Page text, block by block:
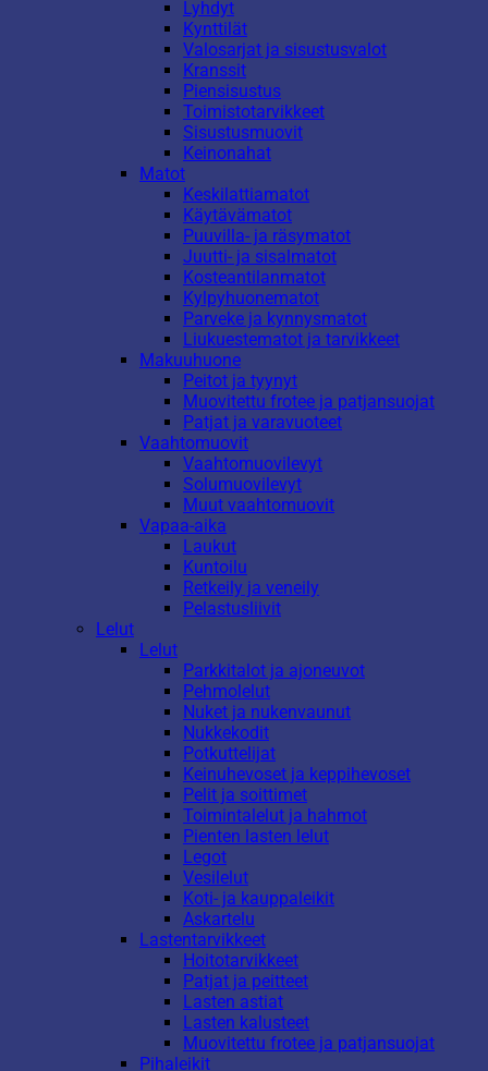
Lyhdyt
Kynttilät
Valosarjat ja sisustusvalot
Kranssit
Piensisustus
Toimistotarvikkeet
Sisustusmuovit
Keinonahat
Matot
Keskilattiamatot
Käytävämatot
Puuvilla- ja räsymatot
Juutti- ja sisalmatot
Kosteantilanmatot
Kylpyhuonematot
Parveke ja kynnysmatot
Liukuestematot ja tarvikkeet
Makuuhuone
Peitot ja tyynyt
Muovitettu frotee ja patjansuojat
Patjat ja varavuoteet
Vaahtomuovit
Vaahtomuovilevyt
Solumuovilevyt
Muut vaahtomuovit
Vapaa-aika
Laukut
Kuntoilu
Retkeily ja veneily
Pelastusliivit
Lelut
Lelut
Parkkitalot ja ajoneuvot
Pehmolelut
Nuket ja nukenvaunut
Nukkekodit
Potkuttelijat
Keinuhevoset ja keppihevoset
Pelit ja soittimet
Toimintalelut ja hahmot
Pienten lasten lelut
Legot
Vesilelut
Koti- ja kauppaleikit
Askartelu
Lastentarvikkeet
Hoitotarvikkeet
Patjat ja peitteet
Lasten astiat
Lasten kalusteet
Muovitettu frotee ja patjansuojat
Pihaleikit